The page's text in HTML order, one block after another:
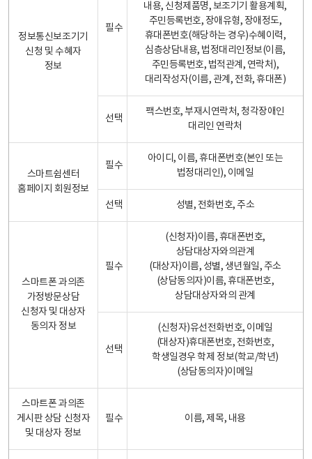
정보통신보조기기
신청 및 수혜자
정보
필수
내용, 신청제품명, 보조기기 활용계획,
주민등록번호, 장애유형, 장애정도,
휴대폰번호(해당하는 경우)수혜이력,
심층상담내용, 법정대리인정보(이름,
주민등록번호, 법적관계, 연락처),
대리작성자(이름, 관계, 전화, 휴대폰)
선택
팩스번호, 부재시연락처, 청각장애인
대리인 연락처
스마트쉼센터
홈페이지 회원정보
필수
아이디, 이름, 휴대폰번호(본인 또는
법정대리인), 이메일
선택 성별, 전화번호, 주소
스마트폰 과의존
가정방문상담
신청자 및 대상자
동의자 정보
필수
(신청자)이름, 휴대폰번호,
상담대상자와의관계
(대상자)이름, 성별, 생년월일, 주소
(상담동의자)이름, 휴대폰번호,
상담대상자와의 관계
선택
(신청자)유선전화번호, 이메일
(대상자)휴대폰번호, 전화번호,
학생일경우 학제 정보(학교/학년)
(상담동의자)이메일
스마트폰 과의존
게시판 상담 신청자
및 대상자 정보
필수 이름, 제목, 내용